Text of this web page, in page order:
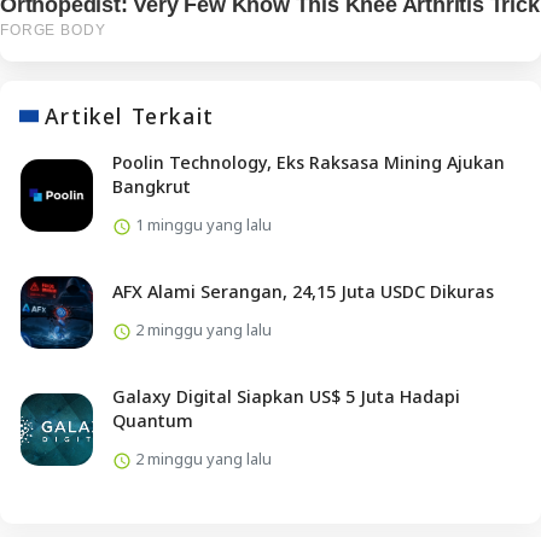
Artikel Terkait
Poolin Technology, Eks Raksasa Mining Ajukan
Bangkrut
1 minggu yang lalu
AFX Alami Serangan, 24,15 Juta USDC Dikuras
2 minggu yang lalu
Galaxy Digital Siapkan US$ 5 Juta Hadapi
Quantum
2 minggu yang lalu